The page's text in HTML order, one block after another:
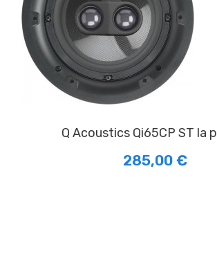
Q Acoustics Qi65CP ST la
285,00 €